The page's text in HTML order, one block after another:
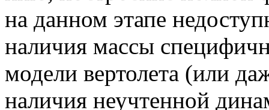
на данном этапе
наличия массы
модели вертолета (или
наличия неучтенной